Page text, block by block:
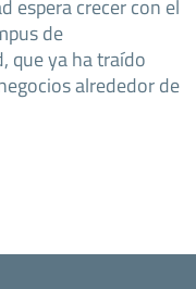
de
que ya ha traído
alrededor de